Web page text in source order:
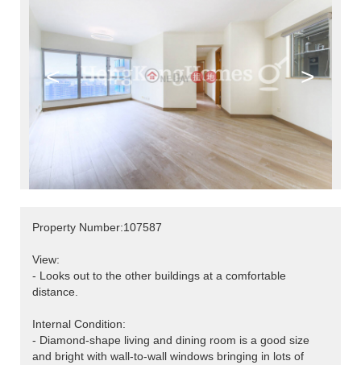
< >
Property Number:107587
View:
- Looks out to the other buildings at a comfortable
distance.
Internal Condition:
- Diamond-shape living and dining room is a good size
and bright with wall-to-wall windows bringing in lots of